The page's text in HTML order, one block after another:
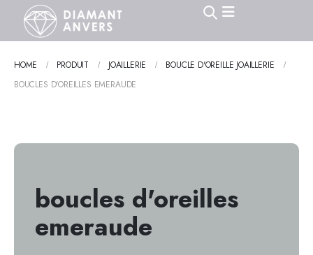
HOME PRODUIT JOAILLERIE
BOUCLE D'OREILLE JOAILLERIE
BOUCLES D'OREILLES EMERAUDE
boucles d'oreilles
emeraude